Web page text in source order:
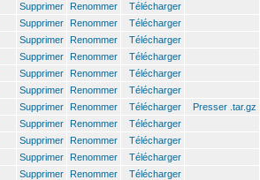
Supprimer Renommer
Télécharger
Supprimer Renommer
Télécharger
Supprimer Renommer
Télécharger
Supprimer Renommer
Télécharger
Supprimer Renommer
Télécharger
Supprimer Renommer
Télécharger
Supprimer Renommer Télécharger
Presser .tar.gz
Supprimer Renommer
Télécharger
Supprimer Renommer
Télécharger
Supprimer Renommer
Télécharger
Supprimer Renommer
Télécharger